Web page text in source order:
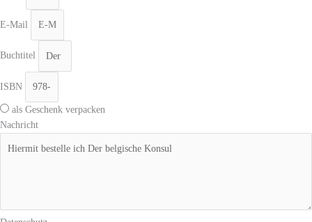
E-Mail
Buchtitel
ISBN
als Geschenk verpacken
Nachricht